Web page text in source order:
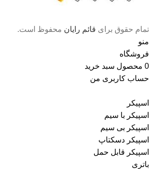
تمام حقوق برای قائم رایان محفوظ است.
منو
فروشگاه
0 محصول سبد خرید
حساب کاربری من
اسپیکر
اسپیکر با سیم
اسپیکر بی سیم
اسپیکر دسکتاپ
اسپیکر قابل حمل
باتری